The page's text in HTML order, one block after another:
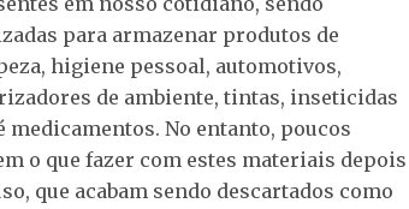
para armazenar produtos de
higiene pessoal, automotivos,
de ambiente, tintas, inseticidas
medicamentos. No entanto, poucos
o que fazer com estes materiais depois
que acabam sendo descartados como